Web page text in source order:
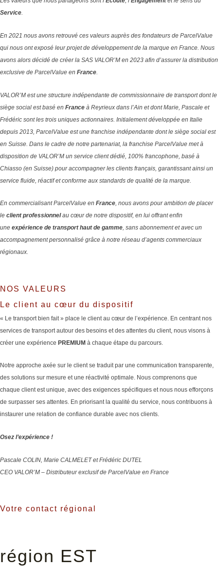
Service.
En 2021 nous avons retrouvé ces valeurs auprès des fondateurs de ParcelValue
qui nous ont exposé leur projet de développement de la marque en France. Nous
avons alors décidé de créer la SAS VALOR’M en 2023 afin d’assurer la distribution
exclusive de ParcelValue en France.
VALOR’M est une structure indépendante de commissionnaire de transport dont le
siège social est basé en France à Reyrieux dans l’Ain et dont Marie, Pascale et
Frédéric sont les trois uniques actionnaires. Initialement développée en Italie
depuis 2013, ParcelValue est une franchise indépendante dont le siège social est
en Suisse. Dans le cadre de notre partenariat, la franchise ParcelValue met à
disposition de VALOR’M un service client dédié, 100% francophone, basé à
Chiasso (en Suisse) pour accompagner les clients français, garantissant ainsi un
service fluide, réactif et conforme aux standards de qualité de la marque.
En commercialisant ParcelValue en France, nous avons pour ambition de placer
le client professionnelau cœur de notre dispositif, en lui offrant enfin
une expérience de transport haut de gamme, sans abonnement et avec un
accompagnement personnalisé grâce à notre réseau d’agents commerciaux
régionaux.
NOS VALEURS
Le client au cœur du dispositif
« Le transport bien fait » place le client au cœur de l’expérience. En centrant nos
services de transport autour des besoins et des attentes du client, nous visons à
créer une expérience PREMIUM à chaque étape du parcours.
Notre approche axée sur le client se traduit par une communication transparente,
des solutions sur mesure et une réactivité optimale. Nous comprenons que
chaque client est unique, avec des exigences spécifiques et nous nous efforçons
de surpasser ses attentes. En priorisant la qualité du service, nous contribuons à
instaurer une relation de confiance durable avec nos clients.
Osez l’expérience !
Pascale COLIN, Marie CALMELET et Frédéric DUTEL
CEO VALOR’M – Distributeur exclusif de ParcelValue en France
Votre contact régional
région EST